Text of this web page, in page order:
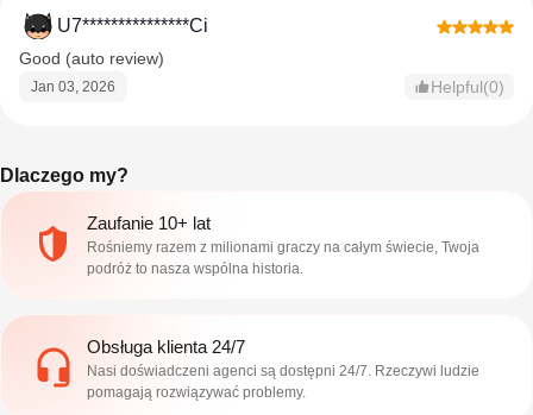
U7***************Ci
Good (auto review)
Jan 03, 2026 Helpful(0)
Dlaczego my?
Zaufanie 10+ lat
Rośniemy razem z milionami graczy na całym świecie, Twoja
podróż to nasza wspólna historia.
Obsługa klienta 24/7
Nasi doświadczeni agenci są dostępni 24/7. Rzeczywi ludzie
pomagają rozwiązywać problemy.